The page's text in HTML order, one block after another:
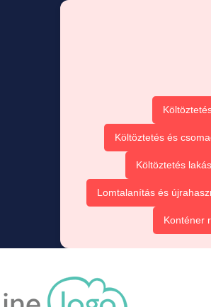
Költöztetés és
Költöztetés
Lomtalanítás és
Konténer